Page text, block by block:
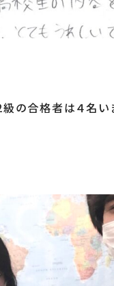
の合格者は４名い